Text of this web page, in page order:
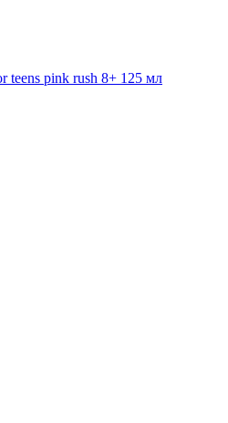
teens pink rush 8+ 125 мл